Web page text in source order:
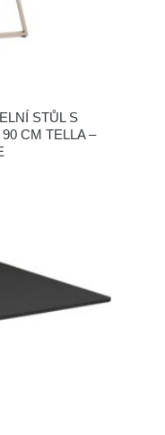
STŮL S
CM TELLA –